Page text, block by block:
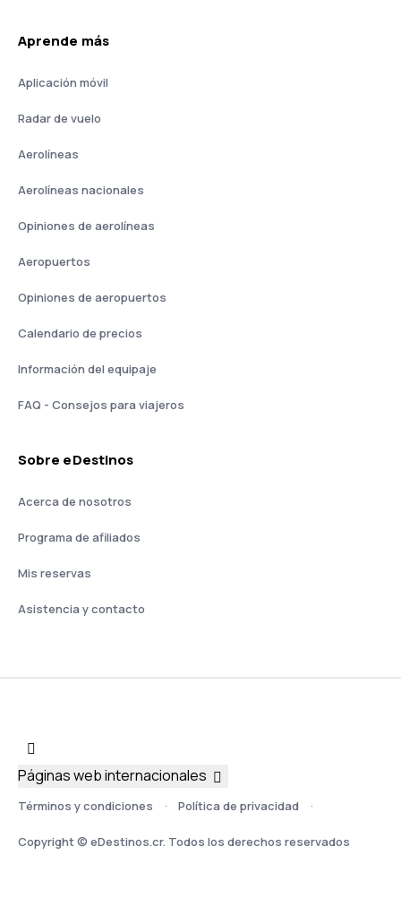
Aprende más
Aplicación móvil
Radar de vuelo
Aerolíneas
Aerolíneas nacionales
Opiniones de aerolíneas
Aeropuertos
Opiniones de aeropuertos
Calendario de precios
Información del equipaje
FAQ - Consejos para viajeros
Sobre eDestinos
Acerca de nosotros
Programa de afiliados
Mis reservas
Asistencia y contacto
Términos y condiciones Política de privacidad
Copyright © eDestinos.cr. Todos los derechos reservados
Páginas web internacionales